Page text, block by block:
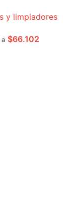
y limpiadores
a $66.102